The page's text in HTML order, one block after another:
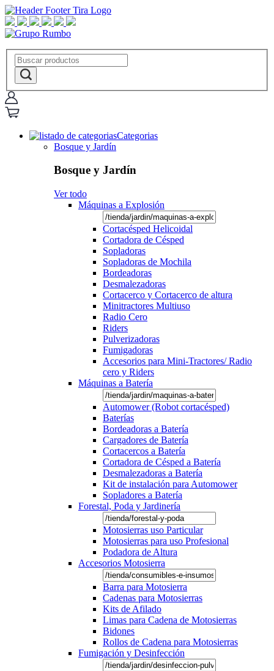
Categorias
Bosque y Jardín
Bosque y Jardín
Ver todo
Máquinas a Explosión
Cortacésped Helicoidal
Cortadora de Césped
Sopladoras
Sopladoras de Mochila
Bordeadoras
Desmalezadoras
Cortacerco y Cortacerco de altura
Minitractores Multiuso
Radio Cero
Riders
Pulverizadoras
Fumigadoras
Accesorios para Mini-Tractores/ Radio
cero y Riders
Máquinas a Batería
Automower (Robot cortacésped)
Baterías
Bordeadoras a Batería
Cargadores de Batería
Cortacercos a Batería
Cortadora de Césped a Batería
Desmalezadoras a Batería
Kit de instalación para Automower
Sopladores a Batería
Forestal, Poda y Jardinería
Motosierras uso Particular
Motosierras para uso Profesional
Podadora de Altura
Accesorios Motosierra
Barra para Motosierra
Cadenas para Motosierras
Kits de Afilado
Limas para Cadena de Motosierras
Bidones
Rollos de Cadena para Motosierras
Fumigación y Desinfección